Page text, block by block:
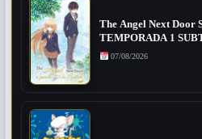
The Angel Next Door
TEMPORADA 1
07/08/2026